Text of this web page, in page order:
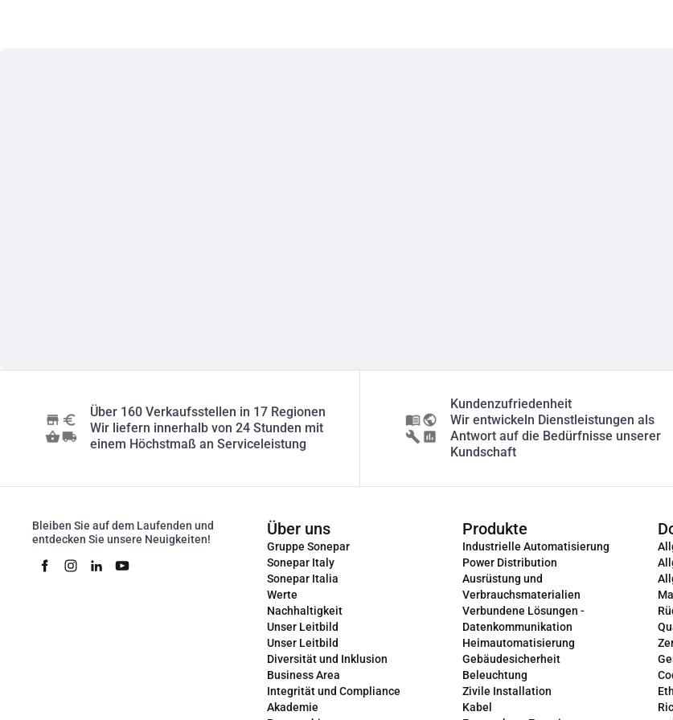
Über 160 Verkaufsstellen in 17 Regionen
Wir liefern innerhalb von 24 Stunden mit
einem Höchstmaß an Serviceleistung
Kundenzufriedenheit
Wir entwickeln Dienstleistungen als
Antwort auf die Bedürfnisse unserer
Kundschaft
Bleiben Sie auf dem Laufenden und
entdecken Sie unsere Neuigkeiten!
Über uns
Gruppe Sonepar
Sonepar Italy
Sonepar Italia
Werte
Nachhaltigkeit
Unser Leitbild
Unser Leitbild
Diversität und Inklusion
Business Area
Integrität und Compliance
Akademie
Produkte
Industrielle Automatisierung
Power Distribution
Ausrüstung und
Verbrauchsmaterialien
Verbundene Lösungen -
Datenkommunikation
Heimautomatisierung
Gebäudesicherheit
Beleuchtung
Zivile Installation
Kabel